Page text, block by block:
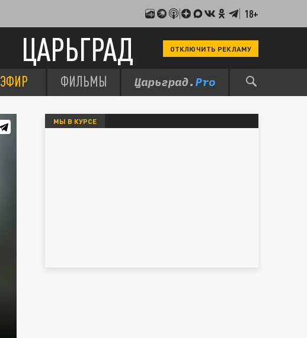
18+
ЦАРЬГРАД ОТКЛЮЧИТЬ РЕКЛАМУ
ЭФИР ФИЛЬМЫ
МЫ В КУРСЕ